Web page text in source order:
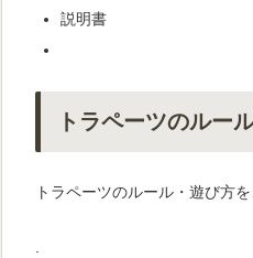
説明書
トラペーツのルー
トラペーツのルール・遊び方
.